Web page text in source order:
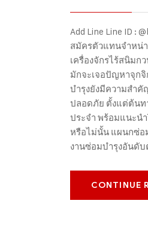
Add Line Line ID :
สมัครตัวแทนจำหน่
เครื่องจักรไร้สนิมก
มักจะเจอปัญหาจุกจิ
บำรุงยังมีความสำคั
ปลอดภัย ตั้งแต่ต้นท
ประจำ พร้อมแนะน
หรือไม่นั้น แผนกซ่อ
งานซ่อมบำรุงอันดับ
CONTINUE